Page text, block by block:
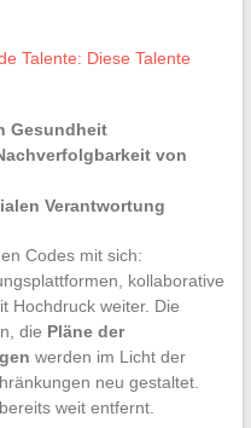
Talente: Diese Talente
Gesundheit
von
Verantwortung
Codes mit sich:
kollaborative
Hochdruck weiter. Die
die Pläne der
werden im Licht der
neu gestaltet.
weit entfernt.